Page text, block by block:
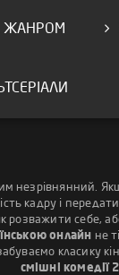
ЖАНРОМ
незрівнянний.
кадру і
розважити себе,
онлайн не
класику
смішні комедії